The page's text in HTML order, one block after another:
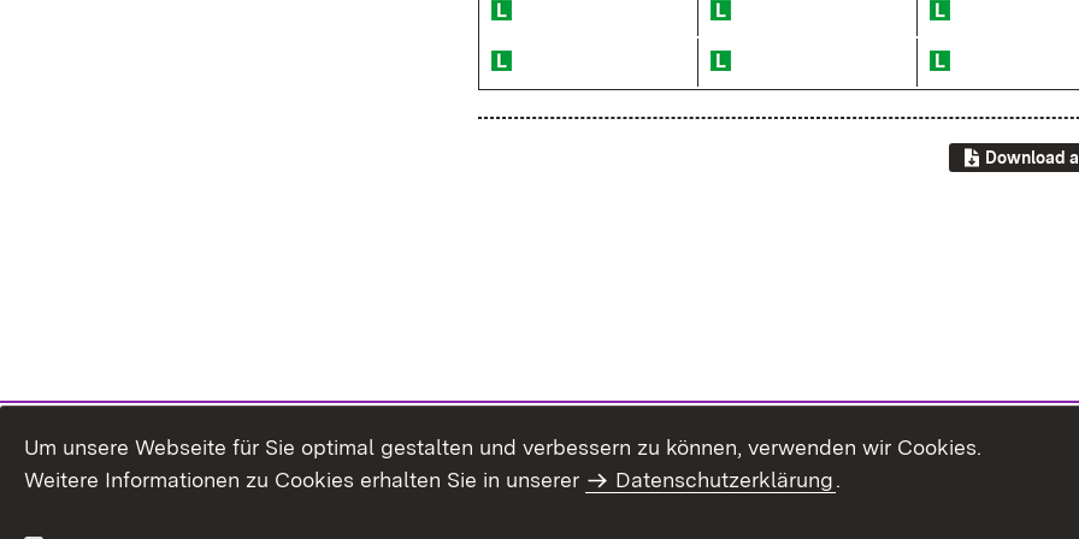
Download
Um unsere Webseite für Sie optimal gestalten und verbessern zu können, verwenden wir Cookies.
Weitere Informationen zu Cookies erhalten Sie in unserer
Datenschutzerklärung.